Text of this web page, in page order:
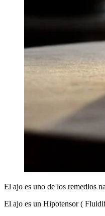
El ajo es uno de los remedios
El ajo es un Hipotensor (